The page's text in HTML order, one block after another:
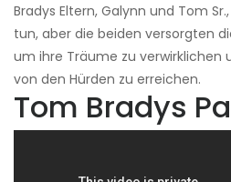
Bradys Eltern, Galynn und Tom
tun, aber die beiden versorgten
um ihre Träume zu verwirklichen
von den Hürden zu erreichen.
Tom Bradys